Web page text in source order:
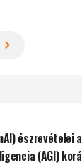
észrevételei
(AGI)